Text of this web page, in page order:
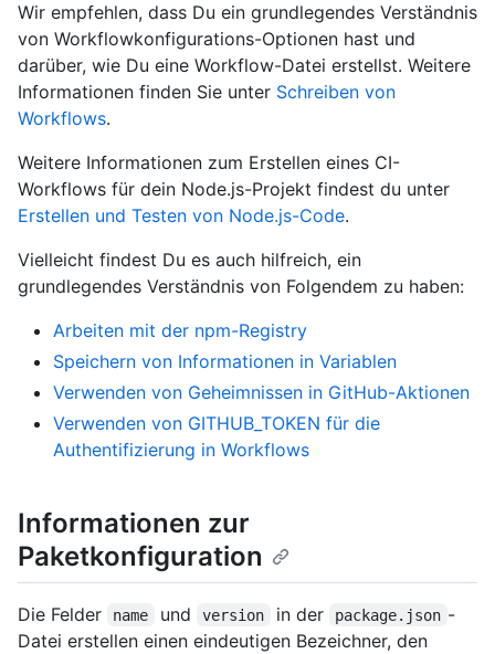
Wir empfehlen, dass Du ein grundlegendes Verständnis
von Workflowkonfigurations-Optionen hast und
darüber, wie Du eine Workflow-Datei erstellst. Weitere
Informationen finden Sie unter Schreiben von
Workflows.
Weitere Informationen zum Erstellen eines CI-
Workflows für dein Node.js-Projekt findest du unter
Erstellen und Testen von Node.js-Code.
Vielleicht findest Du es auch hilfreich, ein
grundlegendes Verständnis von Folgendem zu haben:
Arbeiten mit der npm-Registry
Speichern von Informationen in Variablen
Verwenden von Geheimnissen in GitHub-Aktionen
Verwenden von GITHUB_TOKEN für die
Authentifizierung in Workflows
Informationen zur
Paketkonfiguration
Die Felder name und version in der package.json -
Datei erstellen einen eindeutigen Bezeichner, den